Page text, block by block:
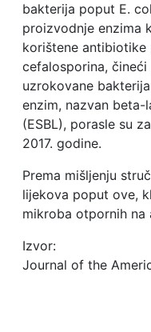
bakterija poput E.
proizvodnje enzima
korištene
cefalosporina,
uzrokovane
enzim, nazvan
(ESBL), porasle su
2017. godine.
Prema mišljenju
lijekova poput ove,
mikroba otpornih na
Izvor:
Journal of the